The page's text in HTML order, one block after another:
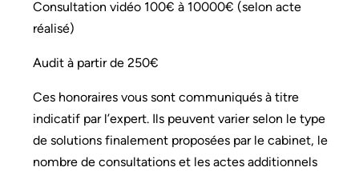
Prévoyance Protection juridique
Rc organisateur
Responsabilité civile du maitre d’ouvrage
Responsabilité civile professionnelle
Responsabilité dirigeant
Responsabilité employeur
Retraite
Risques cyber Risques spéciaux
Santé
Consultation vidéo 100€ à 10000€ (selon acte
réalisé)
Audit à partir de 250€
Ces honoraires vous sont communiqués à titre
indicatif par l’expert. Ils peuvent varier selon le type
de solutions finalement proposées par le cabinet, le
nombre de consultations et les actes additionnels